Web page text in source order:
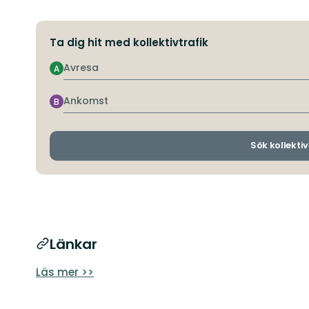
Ta dig hit med kollektivtrafik
Avresa
A
Ankomst
B
Sök
Länkar
Läs mer >>